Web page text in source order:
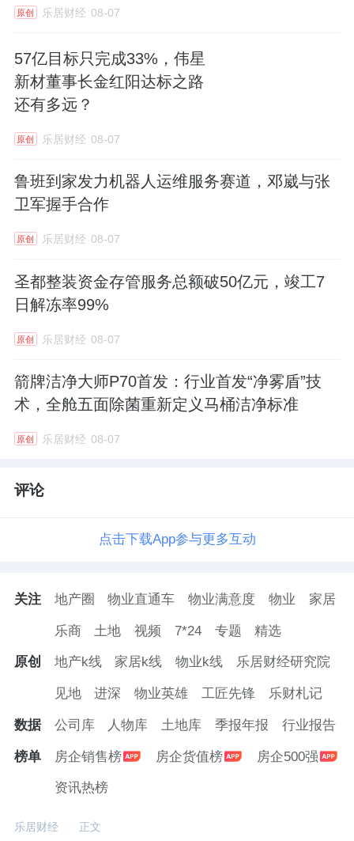
原创 乐居财经 08-07
57亿目标只完成33%，伟星
新材董事长金红阳达标之路
还有多远？
原创 乐居财经 08-07
鲁班到家发力机器人运维服务赛道，邓崴与张
卫军握手合作
原创 乐居财经 08-07
圣都整装资金存管服务总额破50亿元，竣工7
日解冻率99%
原创 乐居财经 08-07
箭牌洁净大师P70首发：行业首发“净雾盾”技
术，全舱五面除菌重新定义马桶洁净标准
原创 乐居财经 08-07
评论
点击下载App参与更多互动
关注 地产圈 物业直通车 物业满意度 物业 家居
乐商 土地 视频 7*24 专题 精选
原创 地产k线 家居k线 物业k线 乐居财经研究院
见地 进深 物业英雄 工匠先锋 乐财札记
数据 公司库 人物库 土地库 季报年报 行业报告
榜单 房企销售榜 房企货值榜 房企500强
资讯热榜
乐居财经 正文